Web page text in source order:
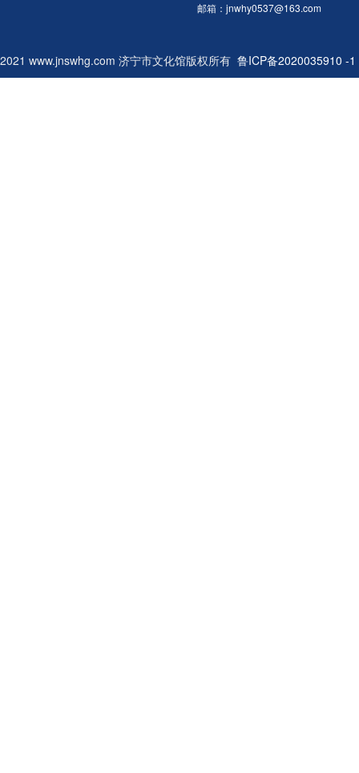
邮箱：jnwhy0537@163.com
2021 www.jnswhg.com 济宁市文化馆版权所有 鲁ICP备2020035910 -1